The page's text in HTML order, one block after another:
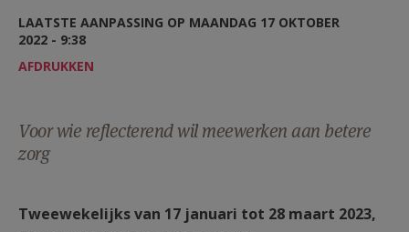
LAATSTE AANPASSING OP MAANDAG 17 OKTOBER
2022 - 9:38
AFDRUKKEN
Voor wie reflecterend wil meewerken aan betere
zorg
Tweewekelijks van 17 januari tot 28 maart 2023,